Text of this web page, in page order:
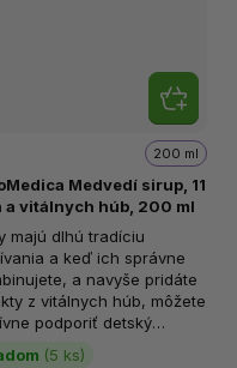
Medvedí sirup, 11
a vitálnych húb, 200 ml
(5 ks)
200 ml
majú dlhú tradíciu
a keď ich správne
a navyše pridáte
z vitálnych húb, môžete
podporiť detský
a to...